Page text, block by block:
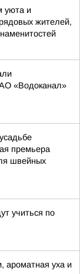
уюта и
жителей,
«Водоканал»
премьера
швейных
учиться по
ароматная уха и